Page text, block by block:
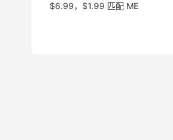
$6.99，$1.99 匹配 ME